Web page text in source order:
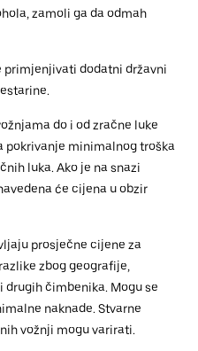
zamoli ga da odmah
primjenjivati dodatni državni
do i od zračne luke
pokrivanje minimalnog troška
luka. Ako je na snazi
će cijena u obzir
prosječne cijene za
zbog geografije,
čimbenika. Mogu se
naknade. Stvarne
vožnji mogu varirati.